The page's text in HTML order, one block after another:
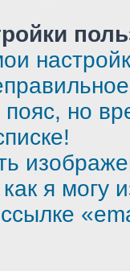
но
я могу